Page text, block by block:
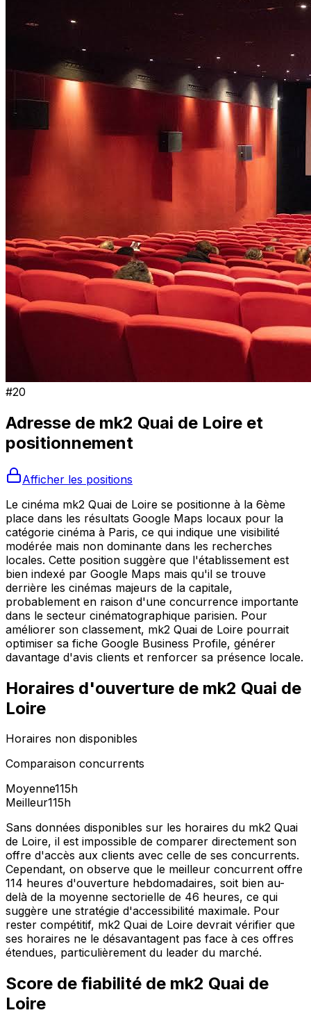
#20
Adresse de mk2 Quai de Loire et
positionnement
Afficher les positions
Le cinéma mk2 Quai de Loire se positionne à la 6ème
place dans les résultats Google Maps locaux pour la
catégorie cinéma à Paris, ce qui indique une visibilité
modérée mais non dominante dans les recherches
locales. Cette position suggère que l'établissement est
bien indexé par Google Maps mais qu'il se trouve
derrière les cinémas majeurs de la capitale,
probablement en raison d'une concurrence importante
dans le secteur cinématographique parisien. Pour
améliorer son classement, mk2 Quai de Loire pourrait
optimiser sa fiche Google Business Profile, générer
davantage d'avis clients et renforcer sa présence locale.
Horaires d'ouverture de mk2 Quai de
Loire
Horaires non disponibles
Comparaison concurrents
Moyenne115h
Meilleur115h
Sans données disponibles sur les horaires du mk2 Quai
de Loire, il est impossible de comparer directement son
offre d'accès aux clients avec celle de ses concurrents.
Cependant, on observe que le meilleur concurrent offre
114 heures d'ouverture hebdomadaires, soit bien au-
delà de la moyenne sectorielle de 46 heures, ce qui
suggère une stratégie d'accessibilité maximale. Pour
rester compétitif, mk2 Quai de Loire devrait vérifier que
ses horaires ne le désavantagent pas face à ces offres
étendues, particulièrement du leader du marché.
Score de fiabilité de mk2 Quai de
Loire